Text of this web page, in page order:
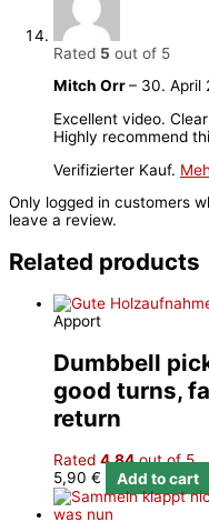
Rated 5 out of 5
Mitch Orr– 30. April
Excellent video.
Highly recommend
Verifizierter Kauf.
Only logged in customers
leave a review.
Related products
Apport
Dumbbell
good turns,
return
Rated 4.84out of 5
5,90 € Add to cart